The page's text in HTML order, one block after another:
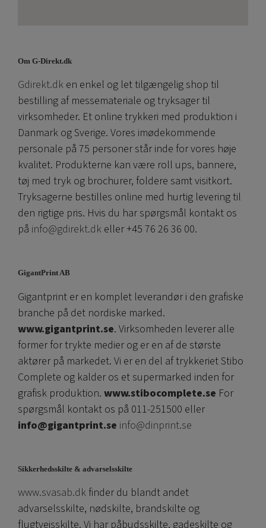
Om G-Direkt.dk
Gdirekt.dk en enkel og let tilgængelig shop til
bestilling af messemateriale og tryksager til
virksomheder. Et online trykkeri med produktion i
Danmark og Sverige. Vores imødekommende
personale på 75 personer står inde for vores høje
kvalitet. Produkterne kan være roll ups, bannere,
tøj med tryk og brochurer, foldere samt visitkort.
Tryksagerne bestilles online med hurtig levering til
den rigtige pris. Hvis du har spørgsmål kontakt os
på info@gdirekt.dk eller +45 76 26 36 00.
GigantPrint AB
Gigantprint er en komplet leverandør i den grafiske
branche på det nordiske marked.
www.gigantprint.se. Virksomheden leverer alle
former for trykte medier og er en af ​​de største
aktører på markedet. Vi er en del af trykkeriet Stibo
Complete og kalder os et supermarked inden for
grafisk produktion. www.stibocomplete.se For
spørgsmål kontakt os på 011-251500 eller
info@gigantprint.se info@dinprint.se
Sikkerhedsskilte & advarselsskilte
www.svasab.dk finder du blandt andet
advarselsskilte, nødskilte, brandskilte og
flugtvejsskilte. Vi har påbudsskilte, gadeskilte og